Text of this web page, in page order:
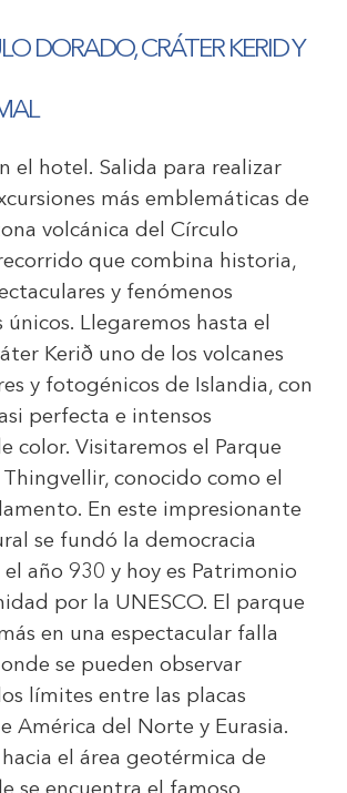
DORADO, CRÁTER KERID Y
el hotel. Salida para realizar
más emblemáticas de
volcánica del Círculo
que combina historia,
y fenómenos
Llegaremos hasta el
Kerið uno de los volcanes
y fotogénicos de Islandia, con
perfecta e intensos
color. Visitaremos el Parque
conocido como el
En este impresionante
se fundó la democracia
el año 930 y hoy es Patrimonio
por la UNESCO. El parque
en una espectacular falla
se pueden observar
límites entre las placas
América del Norte y Eurasia.
el área geotérmica de